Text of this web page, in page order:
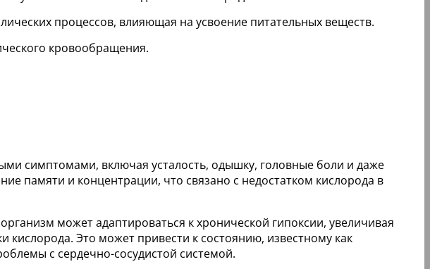
процессов, влияющая на усвоение питательных веществ.
кровообращения.
симптомами, включая усталость, одышку, головные боли и даже
памяти и концентрации, что связано с недостатком кислорода в
может адаптироваться к хронической гипоксии, увеличивая
кислорода. Это может привести к состоянию, известному как
с сердечно-сосудистой системой.